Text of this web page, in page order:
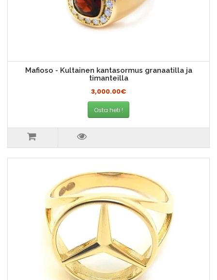
Mafioso - Kultainen kantasormus granaatilla ja
timanteilla
3,000.00€
Osta heti !